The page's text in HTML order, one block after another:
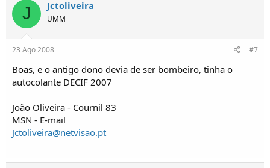
J Jctoliveira
UMM
23 Ago 2008 #7
Boas, e o antigo dono devia de ser bombeiro, tinha o
autocolante DECIF 2007
João Oliveira - Cournil 83
MSN - E-mail
Jctoliveira@netvisao.pt